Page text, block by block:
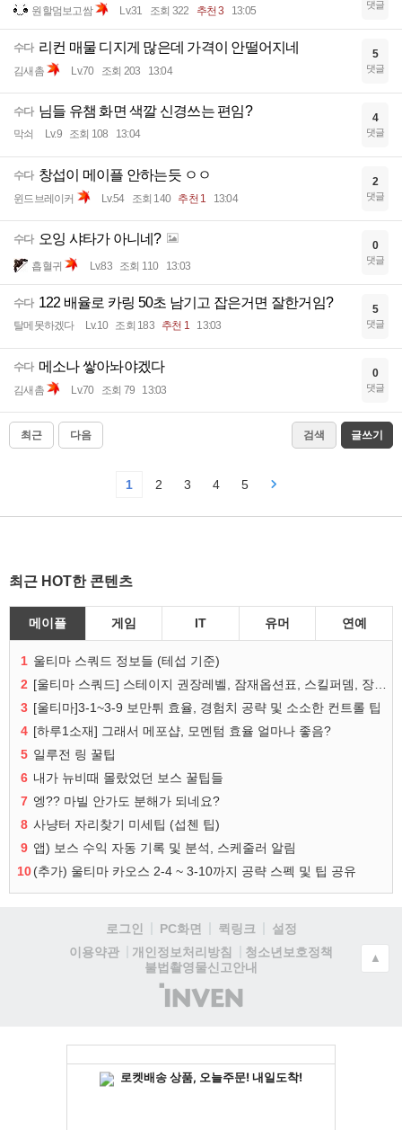
원할멈보고쌈 Lv.31 조회 322 추천 3 13:05 댓글
수다 리컨 매물 디지게 많은데 가격이 안떨어지네
김새촘 Lv.70 조회 203 13:04
5
댓글
수다 님들 유챔 화면 색깔 신경쓰는 편임?
막쇠 Lv.9 조회 108 13:04
4
댓글
수다 창섭이 메이플 안하는듯 ㅇㅇ
윈드브레이커 Lv.54 조회 140 추천 1 13:04
2
댓글
수다 오잉 샤타가 아니네?
흡혈귀 Lv.83 조회 110 13:03
0
댓글
수다 122 배율로 카링 50초 남기고 잡은거면 잘한거임?
탈메못하겠다 Lv.10 조회 183 추천 1 13:03
5
댓글
수다 메소나 쌓아놔야겠다
김새촘 Lv.70 조회 79 13:03
0
댓글
최근 다음 검색 글쓰기
1 2 3 4 5
최근 HOT한 콘텐츠
메이플 게임 IT 유머 연예
1 울티마 스쿼드 정보들 (테섭 기준)
2
3 [울티마]3-1~3-9 보만튀 효율, 경험치 공략 및 소소한 컨트롤 팁
4 [하루1소재] 그래서 메포샵, 모멘텀 효율 얼마나 좋음?
5 일루전 링 꿀팁
6 내가 뉴비때 몰랐었던 보스 꿀팁들
7 엥?? 마빌 안가도 분해가 되네요?
8 사냥터 자리찾기 미세팁 (섭첸 팁)
9 앱) 보스 수익 자동 기록 및 분석, 스케줄러 알림
10(추가) 울티마 카오스 2-4 ~ 3-10까지 공략 스펙 및 팁 공유
로그인 PC화면 퀵링크
설정
이용약관
개인정보처리방침
청소년보호정책
불법촬영물신고안내
(주)
인
▲